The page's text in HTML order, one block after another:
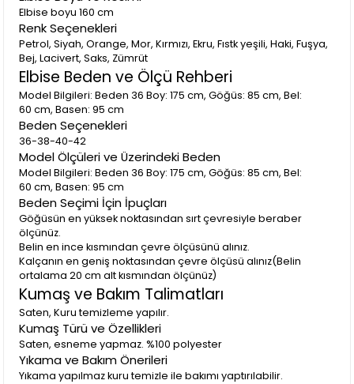
hülya ö.
01 Eylül 2025
Normalde bedenim 34 ama 36 beden aldım cuk diye oturdu
göğüs kalıpları çok geniş değil 80 giyiyorum tam oldu hafif
dekolteli bile durdu diyebilirim kumaşı da çok kaliteli çok ince
bir kumaşı yok gayet başarılı teşekkürler boyum 1.60 kg 50
uzun oldu elbise boyu mecbur kestirmek lazım.
(0)
A** B**
27 Ağustos 2025
1 beden büyük aldım arkası anca kapandı çok hafif bi bol
oldu gibi ama kendi bedenim de kapanmazmış. Asil kaliteli
bir elbise
Elbise boyu 160 cm
Renk Seçenekleri
Petrol, Siyah, Orange, Mor, Kırmızı, Ekru, Fıstk yeşili, Haki, Fuşya,
Bej, Lacivert, Saks, Zümrüt
Elbise Beden ve Ölçü Rehberi
Model Bilgileri: Beden 36 Boy: 175 cm, Göğüs: 85 cm, Bel:
60 cm, Basen: 95 cm
Beden Seçenekleri
36-38-40-42
Model Ölçüleri ve Üzerindeki Beden
Model Bilgileri: Beden 36 Boy: 175 cm, Göğüs: 85 cm, Bel:
60 cm, Basen: 95 cm
Beden Seçimi İçin İpuçları
Göğüsün en yüksek noktasından sırt çevresiyle beraber
ölçünüz.
Belin en ince kısmından çevre ölçüsünü alınız.
Kalçanın en geniş noktasından çevre ölçüsü alınız(Belin
ortalama 20 cm alt kısmından ölçünüz)
Kumaş ve Bakım Talimatları
Saten, Kuru temizleme yapılır.
Kumaş Türü ve Özellikleri
Saten, esneme yapmaz. %100 polyester
Yıkama ve Bakım Önerileri
Yıkama yapılmaz kuru temizle ile bakımı yaptırılabilir.